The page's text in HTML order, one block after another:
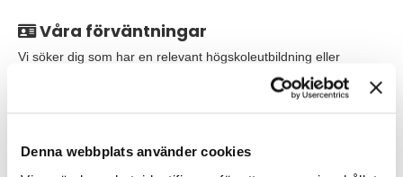
Denna webbplats använder cookies
Våra förväntningar
Vi söker dig som har en relevant högskoleutbildning eller
motsvarande erfarenhet inom ekonomi eller administration. Du
är strukturerad, noggrann och trivs med att arbeta i ett högt